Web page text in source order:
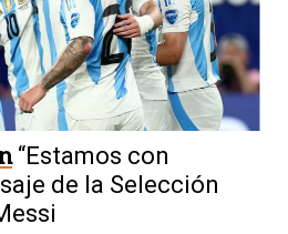
“Estamos con
de la Selección